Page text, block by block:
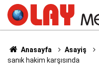
Anasayfa Asayiş
sanık hakim karşısında